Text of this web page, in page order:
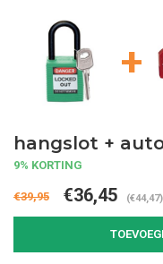
+
hangslot +
9% KORTING
€39,95 €36,45 (€44,47)